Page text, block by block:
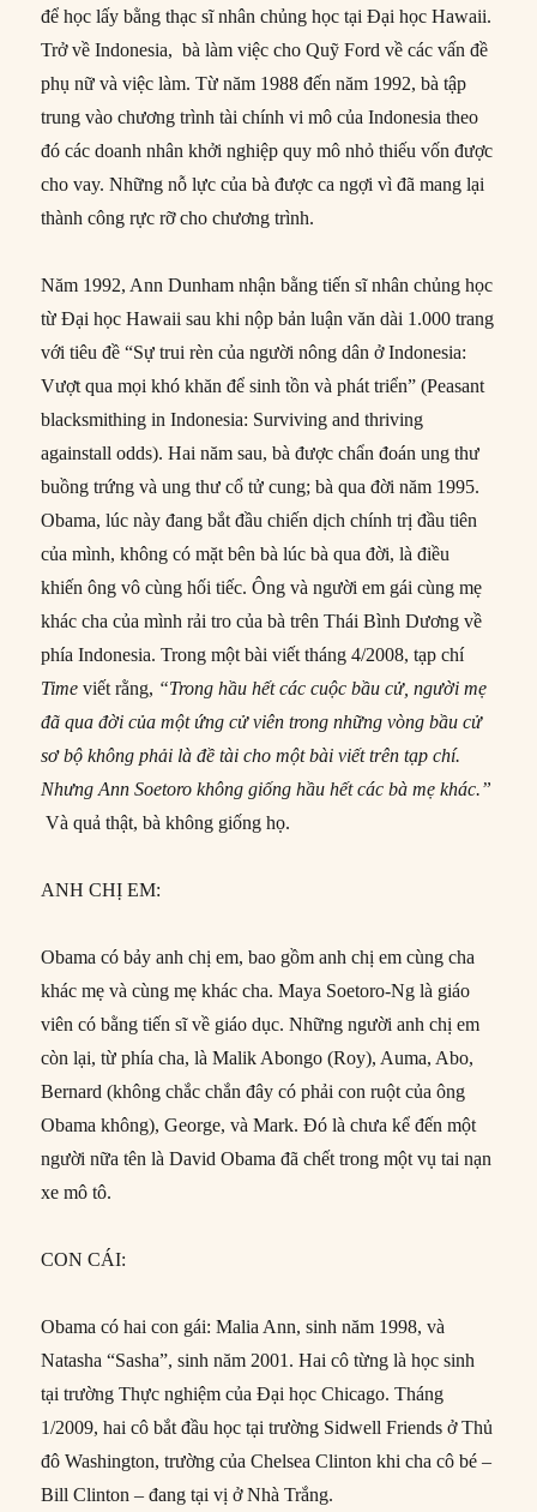
để học lấy bằng thạc sĩ nhân chủng học tại Đại học Hawaii.
Trở về Indonesia, bà làm việc cho Quỹ Ford về các vấn đề
phụ nữ và việc làm. Từ năm 1988 đến năm 1992, bà tập
trung vào chương trình tài chính vi mô của Indonesia theo
đó các doanh nhân khởi nghiệp quy mô nhỏ thiếu vốn được
cho vay. Những nỗ lực của bà được ca ngợi vì đã mang lại
thành công rực rỡ cho chương trình.
Năm 1992, Ann Dunham nhận bằng tiến sĩ nhân chủng học
từ Đại học Hawaii sau khi nộp bản luận văn dài 1.000 trang
với tiêu đề “Sự trui rèn của người nông dân ở Indonesia:
Vượt qua mọi khó khăn để sinh tồn và phát triển” (Peasant
blacksmithing in Indonesia: Surviving and thriving
againstall odds). Hai năm sau, bà được chẩn đoán ung thư
buồng trứng và ung thư cổ tử cung; bà qua đời năm 1995.
Obama, lúc này đang bắt đầu chiến dịch chính trị đầu tiên
của mình, không có mặt bên bà lúc bà qua đời, là điều
khiến ông vô cùng hối tiếc. Ông và người em gái cùng mẹ
khác cha của mình rải tro của bà trên Thái Bình Dương về
phía Indonesia. Trong một bài viết tháng 4/2008, tạp chí
Timeviết rằng, “Trong hầu hết các cuộc bầu cử, người mẹ
đã qua đời của một ứng cử viên trong những vòng bầu cử
sơ bộ không phải là đề tài cho một bài viết trên tạp chí.
Nhưng Ann Soetoro không giống hầu hết các bà mẹ khác.”
Và quả thật, bà không giống họ.
ANH CHỊ EM:
Obama có bảy anh chị em, bao gồm anh chị em cùng cha
khác mẹ và cùng mẹ khác cha. Maya Soetoro-Ng là giáo
viên có bằng tiến sĩ về giáo dục. Những người anh chị em
còn lại, từ phía cha, là Malik Abongo (Roy), Auma, Abo,
Bernard (không chắc chắn đây có phải con ruột của ông
Obama không), George, và Mark. Đó là chưa kể đến một
người nữa tên là David Obama đã chết trong một vụ tai nạn
xe mô tô.
CON CÁI:
Obama có hai con gái: Malia Ann, sinh năm 1998, và
Natasha “Sasha”, sinh năm 2001. Hai cô từng là học sinh
tại trường Thực nghiệm của Đại học Chicago. Tháng
1/2009, hai cô bắt đầu học tại trường Sidwell Friends ở Thủ
đô Washington, trường của Chelsea Clinton khi cha cô bé –
Bill Clinton – đang tại vị ở Nhà Trắng.